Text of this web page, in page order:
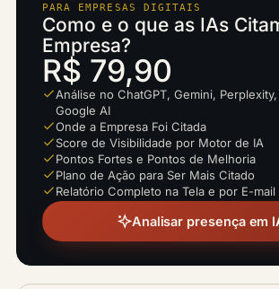
PARA EMPRESAS DIGITAIS
Como e o que as IAs
Empresa?
R$ 79,90
Análise no ChatGPT, Gemini,
Google AI
Onde a Empresa Foi Citada
Score de Visibilidade por Motor de IA
Pontos Fortes e Pontos de Melhoria
Plano de Ação para Ser Mais Citado
Relatório Completo na Tela e por E-mail
Analisar presença em